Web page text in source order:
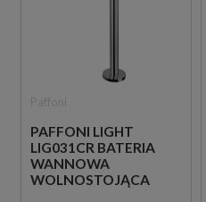
PAFFONI LIGHT
LIG031CR BATERIA
WANNOWA
WOLNOSTOJĄCA